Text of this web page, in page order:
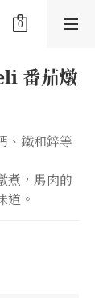
番茄燉
、鐵和鋅等
煮，馬肉的
道。